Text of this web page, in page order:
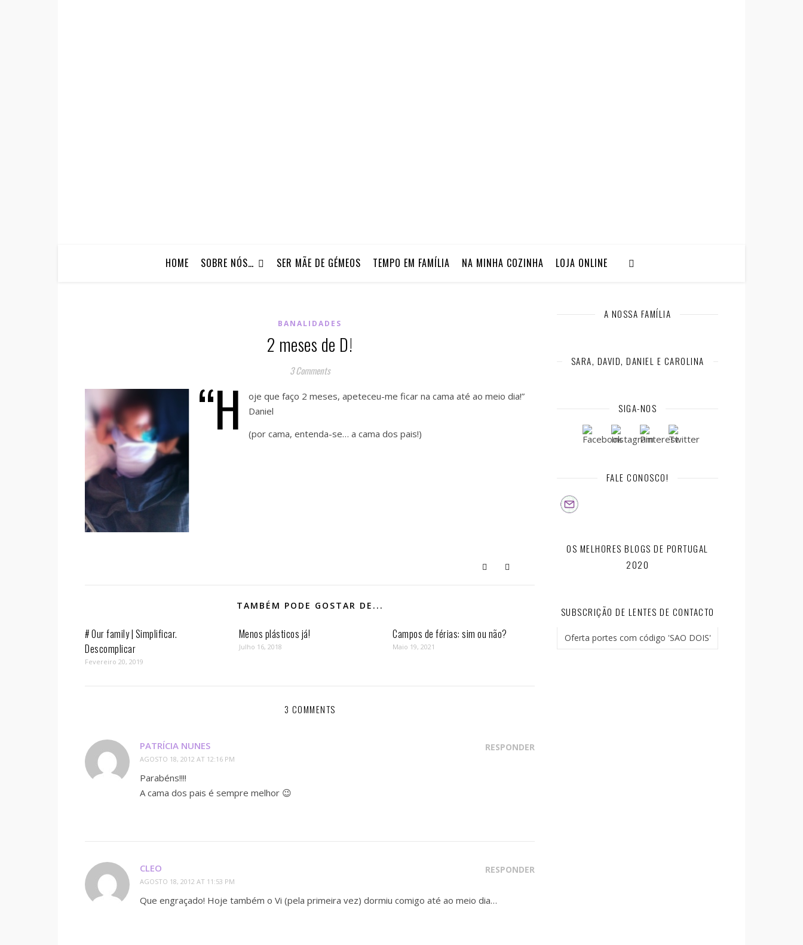
HOME SOBRE NÓS… SER MÃE DE GÉMEOS TEMPO EM FAMÍLIA NA MINHA COZINHA LOJA ONLINE
BANALIDADES
2 meses de D!
3 Comments
“H
oje que faço 2 meses, apeteceu-me ficar na cama até ao meio dia!”
Daniel
(por cama, entenda-se… a cama dos pais!)
TAMBÉM PODE GOSTAR DE...
# Our family | Simplificar.
Descomplicar
Fevereiro 20, 2019
Menos plásticos já!
Julho 16, 2018
Campos de férias: sim ou não?
Maio 19, 2021
3 COMMENTS
PATRÍCIA NUNES
AGOSTO 18, 2012 AT 12:16 PM
RESPONDER
Parabéns!!!!
A cama dos pais é sempre melhor 😉
CLEO
AGOSTO 18, 2012 AT 11:53 PM
RESPONDER
Que engraçado! Hoje também o Vi (pela primeira vez) dormiu comigo até ao meio dia…
A NOSSA FAMÍLIA
SARA, DAVID, DANIEL E CAROLINA
SIGA-NOS
FALE CONOSCO!
OS MELHORES BLOGS DE PORTUGAL
2020
SUBSCRIÇÃO DE LENTES DE CONTACTO
Oferta portes com código 'SAO DOIS'